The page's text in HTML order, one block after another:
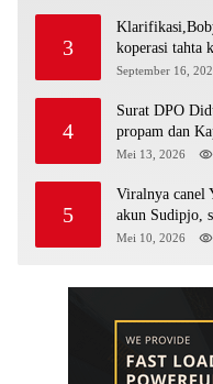
3
koperasi tahta
September 16,
4
Surat DPO
propam dan
surat serta Aph
Mei 13, 2026
5
Viralnya canel
akun Sudipjo,
mempawah
Mei 10, 2026